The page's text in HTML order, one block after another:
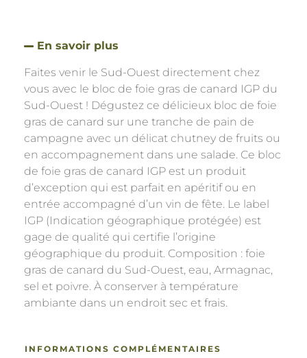
En savoir plus
Faites venir le Sud-Ouest directement chez
vous avec le bloc de foie gras de canard IGP du
Sud-Ouest ! Dégustez ce délicieux bloc de foie
gras de canard sur une tranche de pain de
campagne avec un délicat chutney de fruits ou
en accompagnement dans une salade. Ce bloc
de foie gras de canard IGP est un produit
d’exception qui est parfait en apéritif ou en
entrée accompagné d’un vin de fête. Le label
IGP (Indication géographique protégée) est
gage de qualité qui certifie l’origine
géographique du produit. Composition : foie
gras de canard du Sud-Ouest, eau, Armagnac,
sel et poivre. À conserver à température
ambiante dans un endroit sec et frais.
INFORMATIONS COMPLÉMENTAIRES